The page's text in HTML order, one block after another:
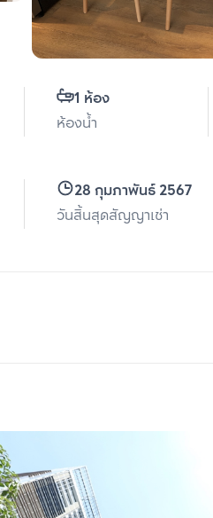
1 ห้อง
ห้องน้ำ
28 กุมภาพันธ์ 2567
วันสิ้นสุดสัญญาเช่า